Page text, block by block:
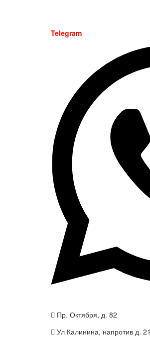
Telegram
Пр. Октября, д. 82
Ул Калинина, напротив д. 21